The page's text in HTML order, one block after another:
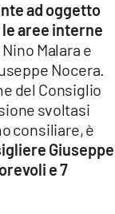
ad oggetto
aree interne
Malara e
Nocera.
del Consiglio
svoltasi
consiliare, è
Giuseppe
e 7